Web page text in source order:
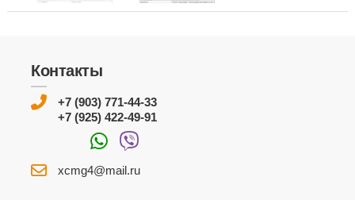
Контакты
+7 (903) 771-44-33
+7 (925) 422-49-91
xcmg4@mail.ru